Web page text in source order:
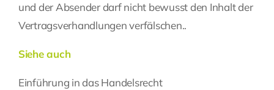
und der Absender darf nicht bewusst den Inhalt der
Vertragsverhandlungen verfälschen..
Siehe auch
Einführung in das Handelsrecht